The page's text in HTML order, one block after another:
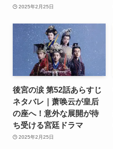
2025年2月25日
後宮の涙 第52話あらすじ
ネタバレ｜萧唤云が皇后
の座へ！意外な展開が待
ち受ける宮廷ドラマ
2025年2月25日